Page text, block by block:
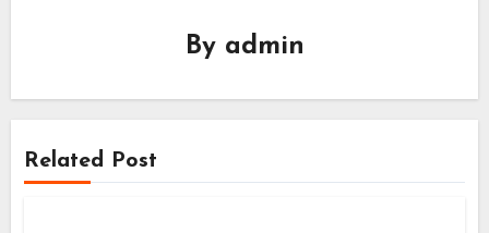
By admin
Related Post